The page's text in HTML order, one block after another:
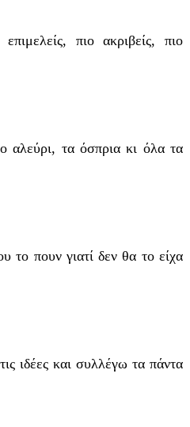
πιο ακριβείς, πιο
αλεύρι, τα όσπρια κι όλα τα
το πουν γιατί δεν θα το είχα
ιδέες και συλλέγω τα πάντα